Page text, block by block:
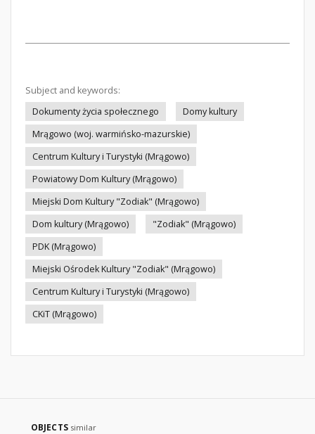
Subject and keywords:
Dokumenty życia społecznego
Domy kultury
Mrągowo (woj. warmińsko-mazurskie)
Centrum Kultury i Turystyki (Mrągowo)
Powiatowy Dom Kultury (Mrągowo)
Miejski Dom Kultury "Zodiak" (Mrągowo)
Dom kultury (Mrągowo)
"Zodiak" (Mrągowo)
PDK (Mrągowo)
Miejski Ośrodek Kultury "Zodiak" (Mrągowo)
Centrum Kultury i Turystyki (Mrągowo)
CKiT (Mrągowo)
OBJECTS similar